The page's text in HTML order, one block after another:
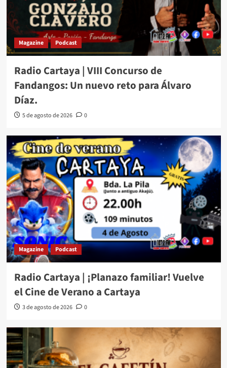
Magazine Podcast
Radio Cartaya | VIII Concurso de
Fandangos: Un nuevo reto para Álvaro
Díaz.
5 de agosto de 2026 0
Magazine Podcast
Radio Cartaya | ¡Planazo familiar! Vuelve
el Cine de Verano a Cartaya
3 de agosto de 2026 0